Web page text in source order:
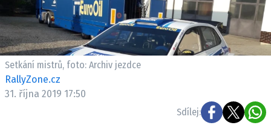
EKONOMIKA
ČESKÝ TRH
TUNING
PROFI
Setkání mistrů, foto: Archiv jezdce
RallyZone.cz
31. října 2019 17:50
Sdílej: